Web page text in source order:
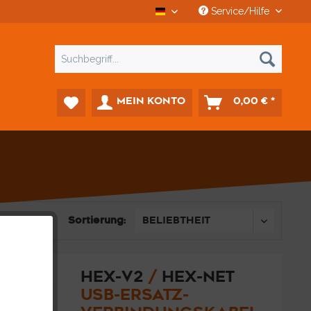
CCD Car-Diagnostics
Service/Hilfe
MEIN KONTO 0,00 € *
Sortierung:
HEX-V2 / HEX-NET
USB-ERSATZ-